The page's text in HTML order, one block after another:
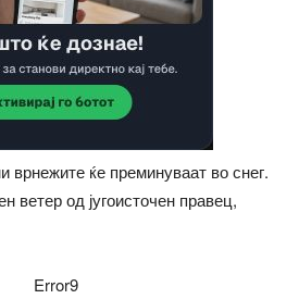
врнежите ќе преминуваат во снег.
ветер од југоисточен правец,
Error9